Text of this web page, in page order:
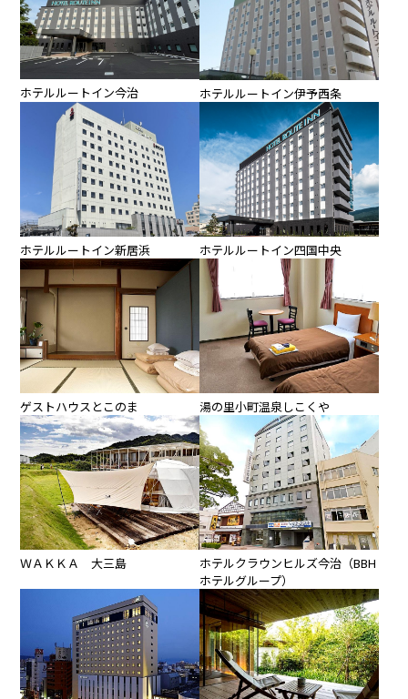
ホテルルートイン今治 ホテルルートイン伊予西条
ホテルルートイン新居浜 ホテルルートイン四国中央
ゲストハウスとこのま 湯の里小町温泉しこくや
ＷＡＫＫＡ 大三島
ホテルクラウンヒルズ今治（BBH
ホテルグループ）